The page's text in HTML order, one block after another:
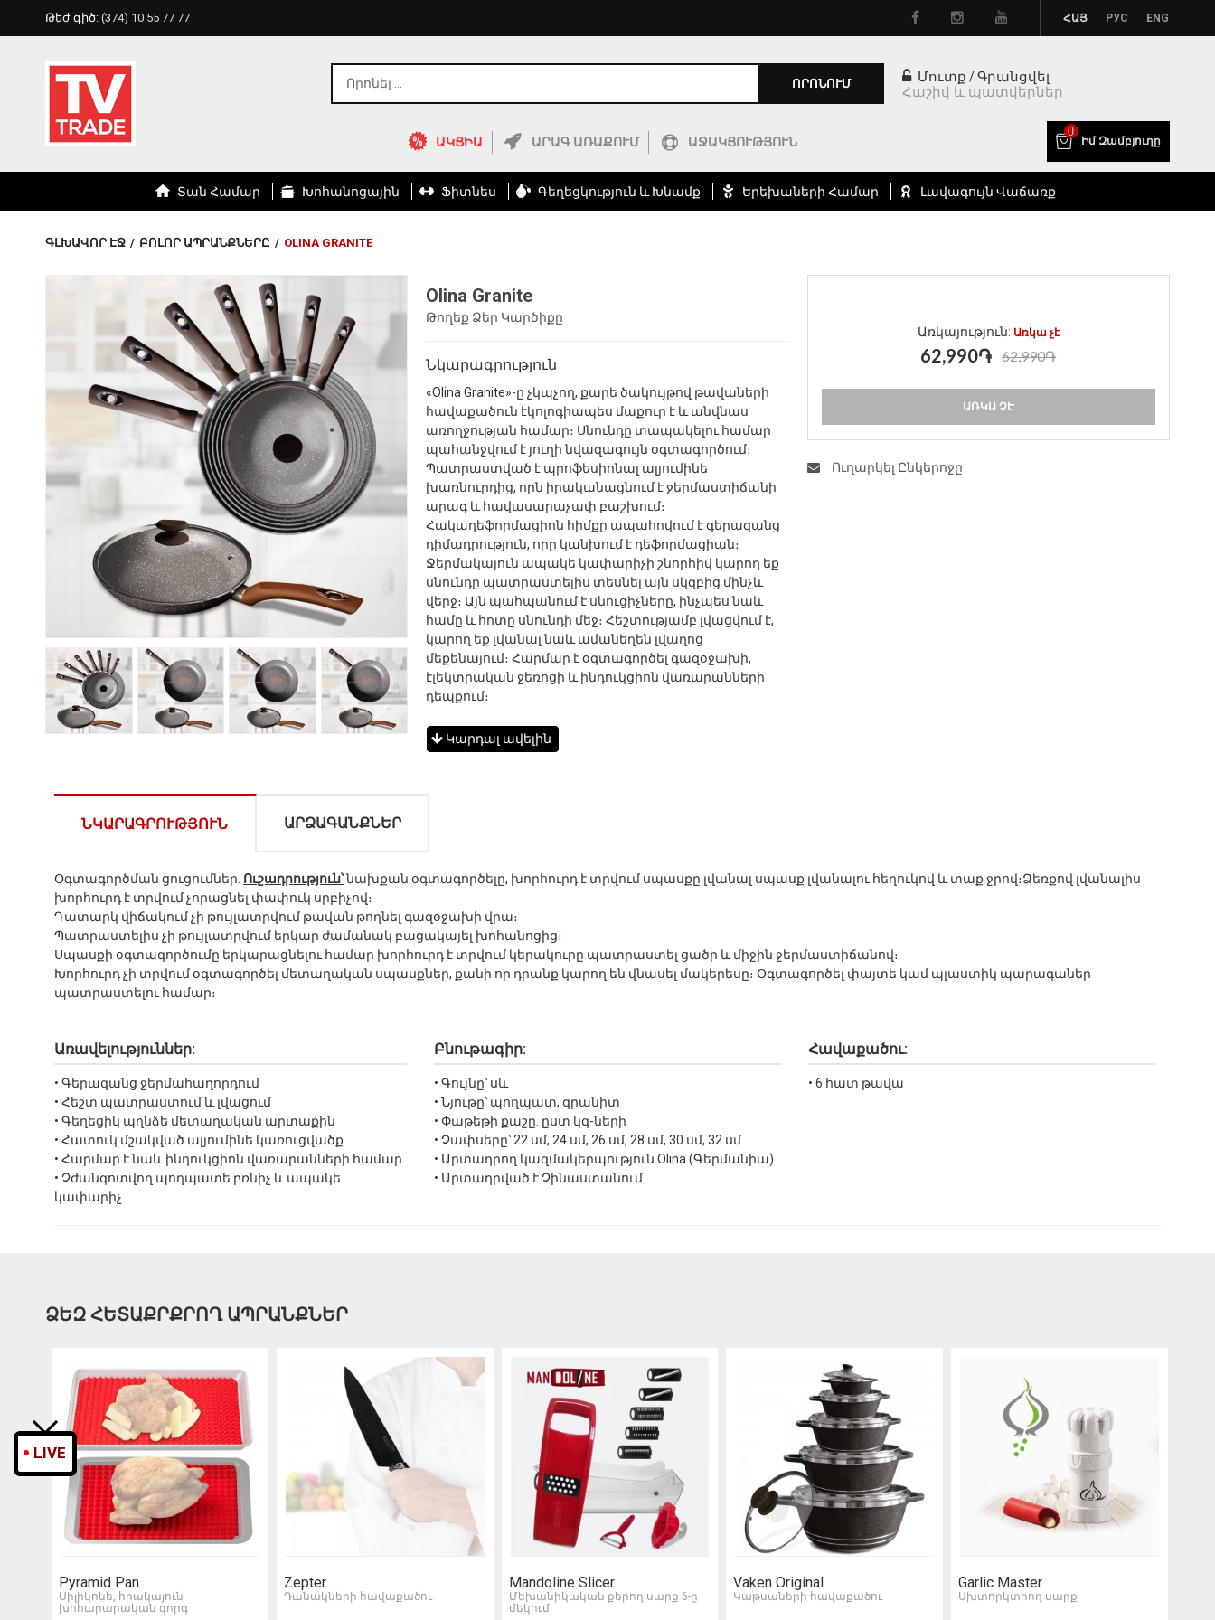
Թեժ գիծ: (374) 10 55 77 77 ՀԱՅ РУС ENG
ՈՐՈՆՈՒՄ
ԱԿՑԻԱ ԱՐԱԳ ԱՌԱՔՈՒՄ ԱՋԱԿՑՈՒԹՅՈՒՆ
Մուտք /Գրանցվել
Հաշիվ և պատվերներ
0
Իմ Զամբյուղը
Տան Համար Խոհանոցային Ֆիտնես Գեղեցկություն ԵՒ Խնամք Երեխաների Համար Լավագույն Վաճառք
ԳԼԽԱՎՈՐ ԷՋ / ԲՈԼՈՐ ԱՊՐԱՆՔՆԵՐԸ / OLINA GRANITE
Olina Granite
Թողեք Ձեր Կարծիքը
Նկարագրություն
«Olina Granite»-ը չկպչող, քարե ծակույթով թավաների
հավաքածուն էկոլոգիապես մաքուր է և անվնաս
առողջության համար։ Սնունդը տապակելու համար
պահանջվում է յուղի նվազագույն օգտագործում։
Պատրաստված է պրոֆեսիոնալ ալյումինե
խառնուրդից, որն իրականացնում է ջերմաստիճանի
արագ և հավասարաչափ բաշխում։
Հակադեֆորմացիոն հիմքը ապահովում է գերազանց
դիմադրություն, որը կանխում է դեֆորմացիան։
Ջերմակայուն ապակե կափարիչի շնորհիվ կարող եք
սնունդը պատրաստելիս տեսնել այն սկզբից մինչև
վերջ։ Այն պահպանում է սնուցիչները, ինչպես նաև
համը և հոտը սնունդի մեջ։ Հեշտությամբ լվացվում է,
կարող եք լվանալ նաև ամանեղեն լվաղոց
մեքենայում։ Հարմար է օգտագործել գազօջախի,
էլեկտրական ջեռոցի և ինդուկցիոն վառարանների
դեպքում։
Կարդալ ավելին
Առկայություն: Առկա չէ
62,990֏ 62,990֏
ԱՌԿԱ ՉԷ
Ուղարկել Ընկերոջը
ՆԿԱՐԱԳՐՈՒԹՅՈՒՆ
Օգտագործման ցուցումներ. Ուշադրություն՝նախքան օգտագործելը, խորհուրդ է տրվում սպասքը լվանալ սպասք լվանալու հեղուկով և տաք ջրով։Ձեռքով լվանալիս
խորհուրդ է տրվում չորացնել փափուկ սրբիչով։
Դատարկ վիճակում չի թույլատրվում թավան թողնել գազօջախի վրա։
Պատրաստելիս չի թույլատրվում երկար ժամանակ բացակայել խոհանոցից։
Սպասքի օգտագործումը երկարացնելու համար խորհուրդ է տրվում կերակուրը պատրաստել ցածր և միջին ջերմաստիճանով։
Խորհուրդ չի տրվում օգտագործել մետաղական սպասքներ, քանի որ դրանք կարող են վնասել մակերեսը։ Օգտագործել փայտե կամ պլաստիկ պարագաներ
պատրաստելու համար։
Առավելություններ:
• Գերազանց ջերմահաղորդում
• Հեշտ պատրաստում և լվացում
• Գեղեցիկ պղնձե մետաղական արտաքին
• Հատուկ մշակված ալյումինե կառուցվածք
• Հարմար է նաև ինդուկցիոն վառարանների համար
• Չժանգոտվող պողպատե բռնիչ և ապակե
կափարիչ
Բնութագիր:
• Գույնը՝ սև
• Նյութը՝ պողպատ, գրանիտ
• Փաթեթի քաշը. ըստ կգ-ների
• Չափսերը՝ 22 սմ, 24 սմ, 26 սմ, 28 սմ, 30 սմ, 32 սմ
• Արտադրող կազմակերպություն Olina (Գերմանիա)
• Արտադրված է Չինաստանում
Հավաքածու:
• 6 հատ թավա
ԱՐՁԱԳԱՆՔՆԵՐ
ՁԵԶ ՀԵՏԱՔՐՔՐՈՂ ԱՊՐԱՆՔՆԵՐ
Pyramid Pan
Սիլիկոնե, հրակայուն
խոհարարական գորգ
Zepter
Դանակների հավաքածու
Mandoline Slicer
Մեխանիկական քերող սարք 6-ը
մեկում
Vaken Original
Կաթսաների հավաքածու
Garlic Master
Սխտորկտրող սարք
LIVE